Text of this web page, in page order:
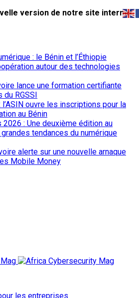
version de notre site internet.
: le Bénin et l’Éthiopie
autour des technologies
lance une formation certifiante
du RGSSI
ouvre les inscriptions pour la
au Bénin
2026 : Une deuxième édition au
tendances du numérique
alerte sur une nouvelle arnaque
Mobile Money